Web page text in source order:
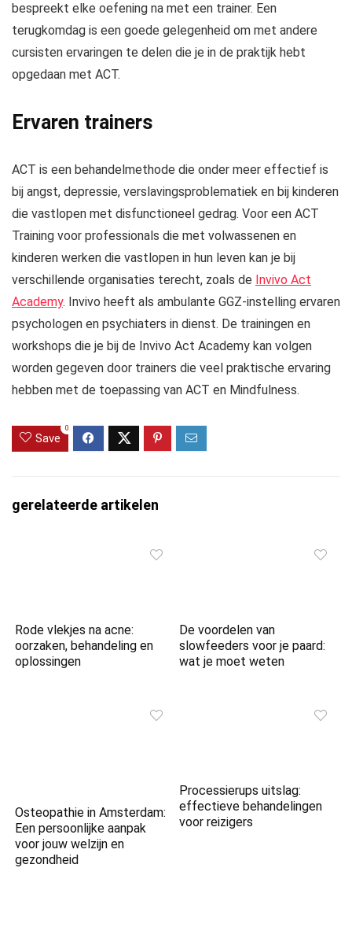
bespreekt elke oefening na met een trainer. Een
terugkomdag is een goede gelegenheid om met andere
cursisten ervaringen te delen die je in de praktijk hebt
opgedaan met ACT.
Ervaren trainers
ACT is een behandelmethode die onder meer effectief is
bij angst, depressie, verslavingsproblematiek en bij kinderen
die vastlopen met disfunctioneel gedrag. Voor een ACT
Training voor professionals die met volwassenen en
kinderen werken die vastlopen in hun leven kan je bij
verschillende organisaties terecht, zoals de Invivo Act
Academy. Invivo heeft als ambulante GGZ-instelling ervaren
psychologen en psychiaters in dienst. De trainingen en
workshops die je bij de Invivo Act Academy kan volgen
worden gegeven door trainers die veel praktische ervaring
hebben met de toepassing van ACT en Mindfulness.
Save
0
gerelateerde artikelen
Rode vlekjes na acne:
oorzaken, behandeling en
oplossingen
De voordelen van
slowfeeders voor je paard:
wat je moet weten
Osteopathie in Amsterdam:
Een persoonlijke aanpak
voor jouw welzijn en
gezondheid
Processierups uitslag:
effectieve behandelingen
voor reizigers